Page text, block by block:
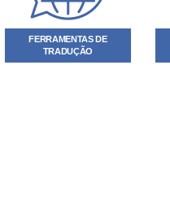
FERRAMENTAS DE
TRADUÇÃO